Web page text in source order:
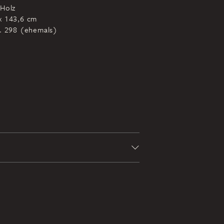
143,6 cm
298 (ehemals)